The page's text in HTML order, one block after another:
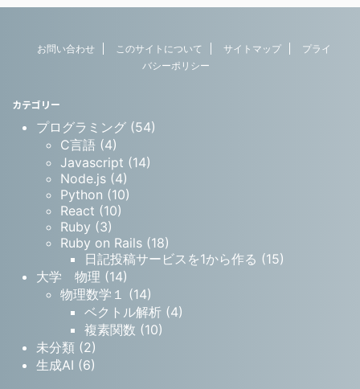
お問い合わせ このサイトについて サイトマップ
プライ
バシーポリシー
カテゴリー
プログラミング (54)
C言語 (4)
Javascript (14)
Node.js (4)
Python (10)
React (10)
Ruby (3)
Ruby on Rails (18)
日記投稿サービスを1から作る (15)
大学 物理 (14)
物理数学１ (14)
ベクトル解析 (4)
複素関数 (10)
未分類 (2)
生成AI (6)